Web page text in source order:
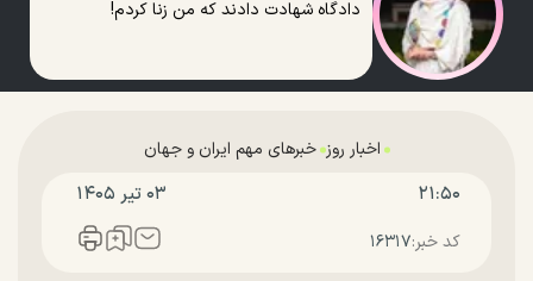
دادگاه شهادت دادند که من زنا کردم!
اخبار روز خبرهای مهم ایران و جهان
۲۱:۵۰ ۰۳ تير ۱۴۰۵
کد خبر:۱۶۳۱۷